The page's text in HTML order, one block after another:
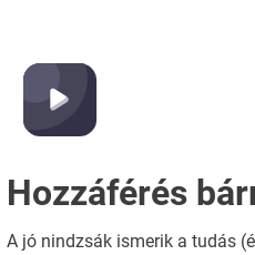
Hozzáférés
A jó nindzsák ismerik a tudás